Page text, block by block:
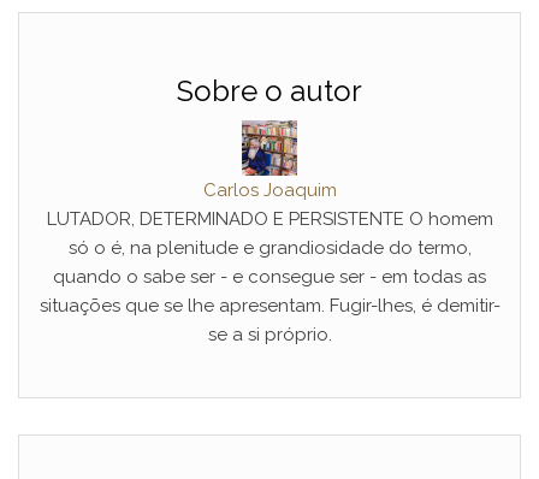
Sobre o autor
Carlos Joaquim
LUTADOR, DETERMINADO E PERSISTENTE O homem
só o é, na plenitude e grandiosidade do termo,
quando o sabe ser - e consegue ser - em todas as
situações que se lhe apresentam. Fugir-lhes, é demitir-
se a si próprio.